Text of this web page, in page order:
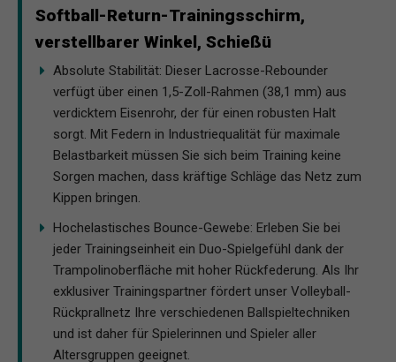
Softball-Return-Trainingsschirm,
verstellbarer Winkel, Schießü
Absolute Stabilität: Dieser Lacrosse-Rebounder
verfügt über einen 1,5-Zoll-Rahmen (38,1 mm) aus
verdicktem Eisenrohr, der für einen robusten Halt
sorgt. Mit Federn in Industriequalität für maximale
Belastbarkeit müssen Sie sich beim Training keine
Sorgen machen, dass kräftige Schläge das Netz zum
Kippen bringen.
Hochelastisches Bounce-Gewebe: Erleben Sie bei
jeder Trainingseinheit ein Duo-Spielgefühl dank der
Trampolinoberfläche mit hoher Rückfederung. Als Ihr
exklusiver Trainingspartner fördert unser Volleyball-
Rückprallnetz Ihre verschiedenen Ballspieltechniken
und ist daher für Spielerinnen und Spieler aller
Altersgruppen geeignet.